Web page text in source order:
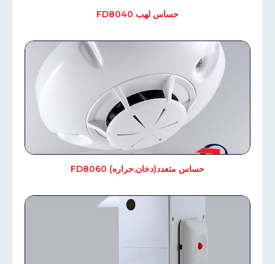
حساس لهب FD8040
حساس متعدد(دخان,حراره) FD8060